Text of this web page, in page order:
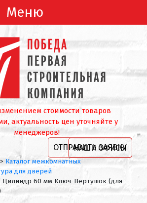
Меню
стоимости товаров
актуальность цен уточняйте у
менеджеров!
ОТПРАВИТЬ ЗАЯВКУ
НАШИ ОФИСЫ
> Каталог межкомнатных
для дверей
Цилиндр 60 мм Ключ-Вертушок (для